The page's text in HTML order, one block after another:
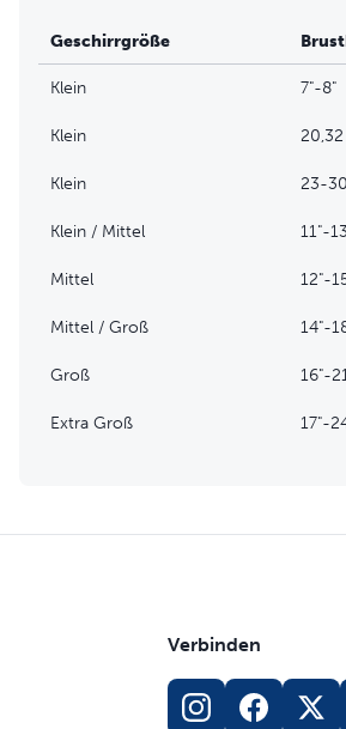
Geschirrgröße
Klein 7"-8"
Klein
Klein 23-
Klein / Mittel 11"-
Mittel 12"-
Mittel / Groß 14"-
Groß 16"-
Extra Groß 17"-
Verbinden